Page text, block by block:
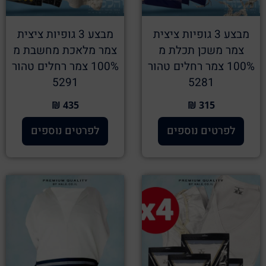
מבצע 3 גופיות ציצית
צמר משכן תכלת מ
100% צמר רחלים טהור
5281
315 ₪
לפרטים נוספים
מבצע 3 גופיות ציצית
צמר מלאכת מחשבת מ
100% צמר רחלים טהור
5291
435 ₪
לפרטים נוספים